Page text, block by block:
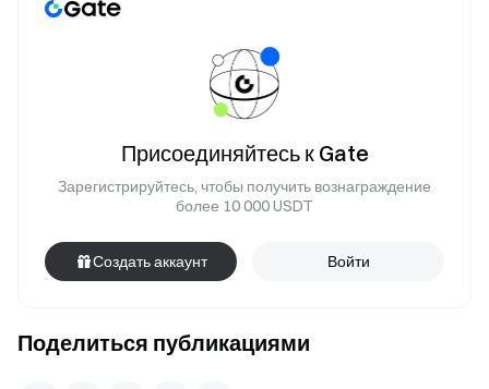
Поделиться публикациями
Присоединяйтесь к Gate
Зарегистрируйтесь, чтобы получить вознаграждение
более 10 000 USDT
Создать аккаунт Войти